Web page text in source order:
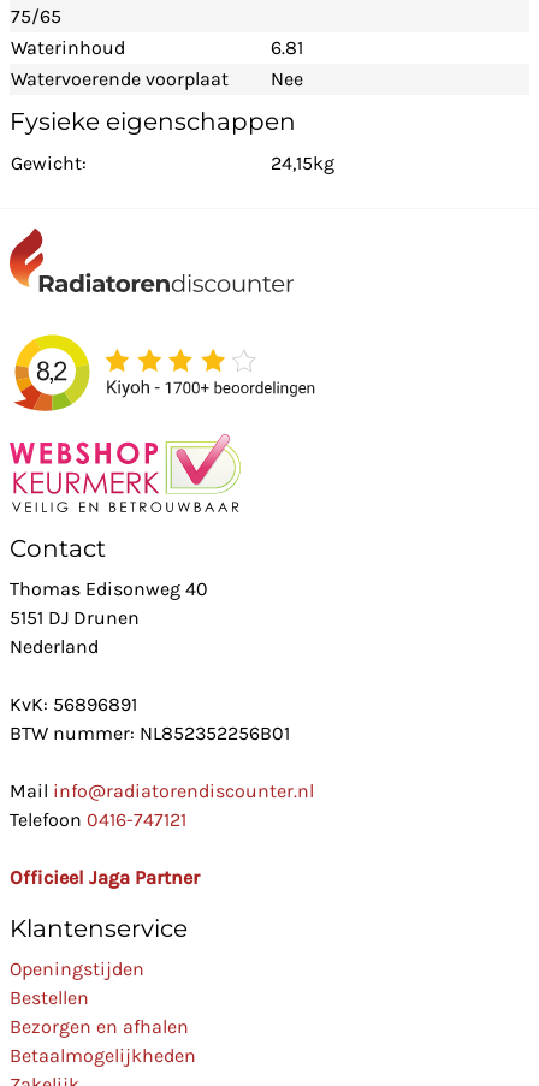
75/65
Waterinhoud
6.81
Watervoerende voorplaat
Nee
Fysieke eigenschappen
Gewicht: 24,15kg
Contact
Thomas Edisonweg 40
5151 DJ Drunen
Nederland
KvK: 56896891
BTW nummer: NL852352256B01
Mail info@radiatorendiscounter.nl
Telefoon 0416-747121
Officieel Jaga Partner
Klantenservice
Openingstijden
Bestellen
Bezorgen en afhalen
Betaalmogelijkheden